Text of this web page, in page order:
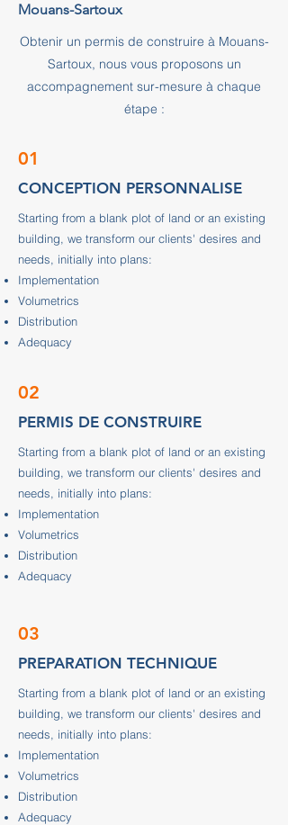
Mouans-Sartoux
Obtenir un permis de construire à Mouans-
Sartoux, nous vous proposons un
accompagnement sur-mesure à chaque
étape :
01
CONCEPTION PERSONNALISE
Starting from a blank plot of land or an existing
building, we transform our clients' desires and
needs, initially into plans:
Implementation
Volumetrics
Distribution
Adequacy
02
PERMIS DE CONSTRUIRE
Starting from a blank plot of land or an existing
building, we transform our clients' desires and
needs, initially into plans:
Implementation
Volumetrics
Distribution
Adequacy
03
PREPARATION TECHNIQUE
Starting from a blank plot of land or an existing
building, we transform our clients' desires and
needs, initially into plans:
Implementation
Volumetrics
Distribution
Adequacy